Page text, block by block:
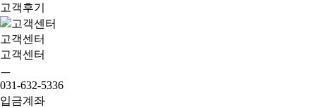
고객후기
고객센터
고객센터
ㅡ
031-632-5336
입금계좌